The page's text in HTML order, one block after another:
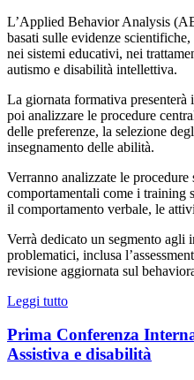
L’Applied Behavior Analysis
basati sulle evidenze
nei sistemi educativi, nei
autismo e disabilità intellettiva.
La giornata formativa
poi analizzare le procedure
delle preferenze, la selezione
insegnamento delle abilità.
Verranno analizzate le
comportamentali come i training
il comportamento verbale, le
Verrà dedicato un segmento agli
problematici, inclusa
revisione aggiornata sul
Leggi tutto
Prima Conferenza
Assistiva e disabilità